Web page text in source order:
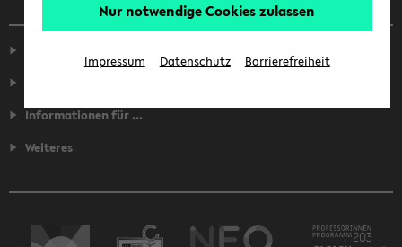
Informationen für ...
Weiteres
Nur notwendige Cookies zulassen
Impressum Datenschutz Barrierefreiheit